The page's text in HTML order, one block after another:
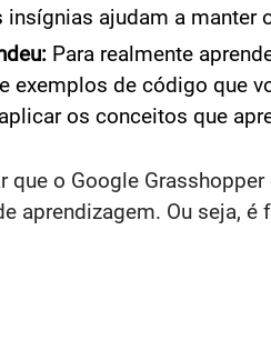
insígnias ajudam a manter
Para realmente
exemplos de código que
os conceitos que
o Google
aprendizagem. Ou seja,